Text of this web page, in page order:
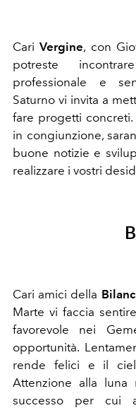
CariVergine, con
potreste
professionale e
Saturno vi invita a
fare progetti
in congiunzione,
buone notizie e
realizzare i vostri
Cari amici della
Marte vi faccia
favorevole nei
opportunità.
rende felici e il
Attenzione alla luna
successo per cui